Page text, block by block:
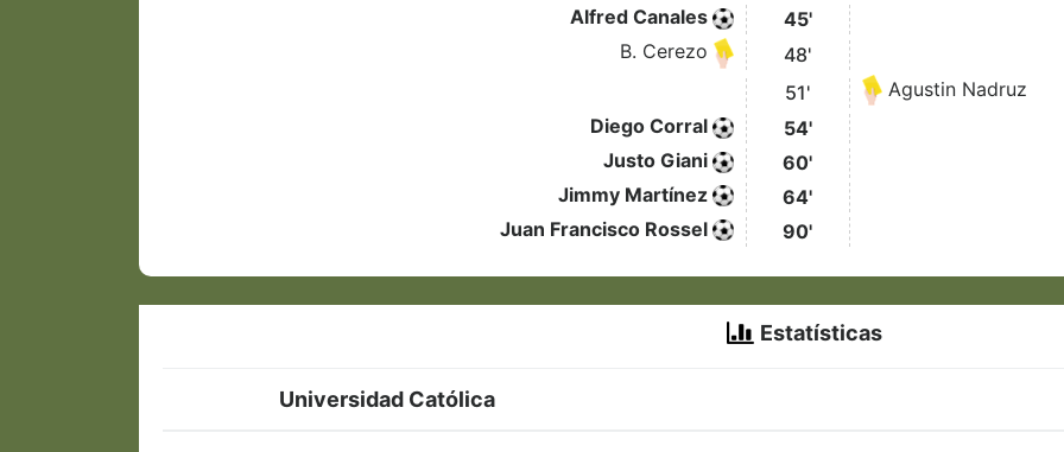
Alfred Canales
45'
B. Cerezo
48'
51'
Agustin Nadruz
Diego Corral
54'
Justo Giani
60'
Jimmy Martínez
64'
Juan Francisco Rossel
90'
Estatísticas
Universidad Católica